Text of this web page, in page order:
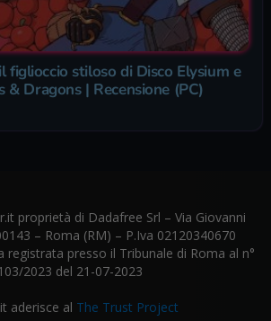
figlioccio stiloso di Disco Elysium e
& Dragons | Recensione (PC)
proprietà di Dadafree Srl – Via Giovanni
– Roma (RM) – P.Iva 02120340670
registrata presso il Tribunale di Roma al n°
2023 del 21-07-2023
aderisce al The Trust Project